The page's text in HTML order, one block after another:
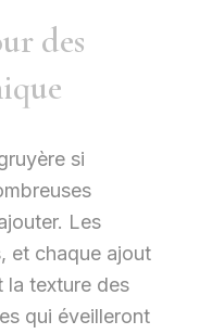
des
si
Les
et chaque ajout
la texture des
qui éveilleront